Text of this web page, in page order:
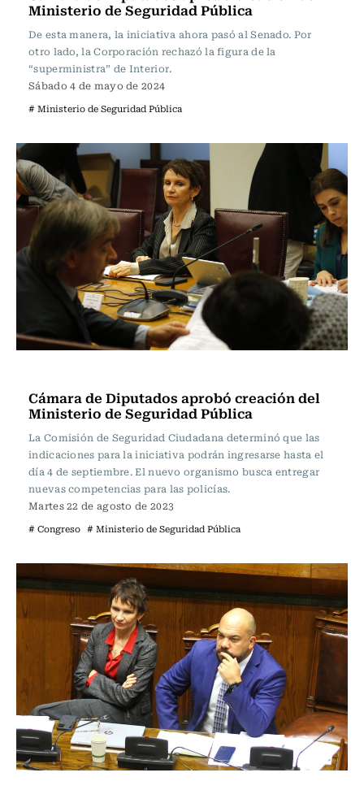
Ministerio de Seguridad Pública
De esta manera, la iniciativa ahora pasó al Senado. Por
otro lado, la Corporación rechazó la figura de la
“superministra” de Interior.
Sábado 4 de mayo de 2024
# Ministerio de Seguridad Pública
Cámara de Diputados aprobó creación del
Ministerio de Seguridad Pública
La Comisión de Seguridad Ciudadana determinó que las
indicaciones para la iniciativa podrán ingresarse hasta el
día 4 de septiembre. El nuevo organismo busca entregar
nuevas competencias para las policías.
Martes 22 de agosto de 2023
# Congreso # Ministerio de Seguridad Pública